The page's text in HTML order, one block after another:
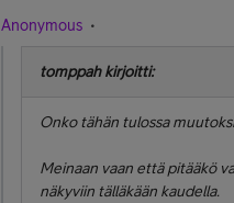
Anonymous
tomppah kirjoitti:
Onko tähän tulossa
Meinaan vaan että pitääkö
näkyviin tälläkään kaudella.